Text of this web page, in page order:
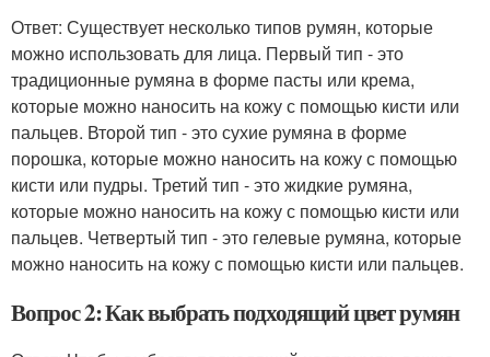
Ответ: Существует несколько типов румян, которые
можно использовать для лица. Первый тип - это
традиционные румяна в форме пасты или крема,
которые можно наносить на кожу с помощью кисти или
пальцев. Второй тип - это сухие румяна в форме
порошка, которые можно наносить на кожу с помощью
кисти или пудры. Третий тип - это жидкие румяна,
которые можно наносить на кожу с помощью кисти или
пальцев. Четвертый тип - это гелевые румяна, которые
можно наносить на кожу с помощью кисти или пальцев.
Вопрос 2: Как выбрать подходящий цвет румян